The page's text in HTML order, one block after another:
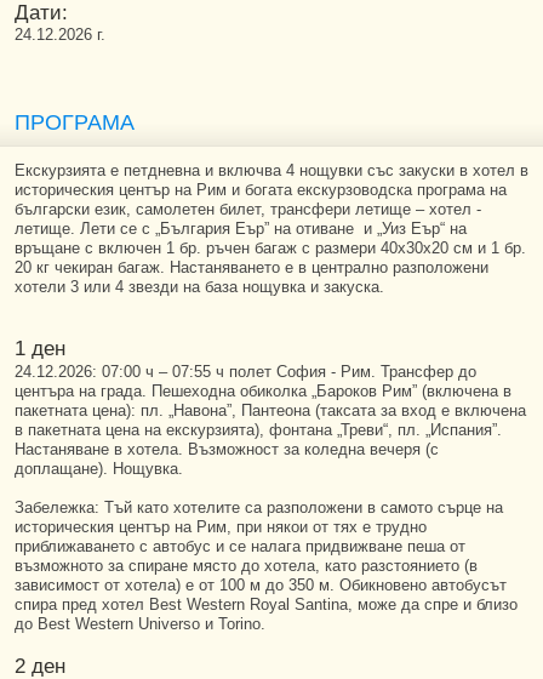
Дати:
24.12.2026 г.
ПРОГРАМА
Екскурзията е петдневна и включва 4 нощувки със закуски в хотел в
историческия център на Рим и богата екскурзоводска програма на
български език, самолетен билет, трансфери летище – хотел -
летище. Лети се с „България Еър” на отиване и „Уиз Еър“ на
връщане с включен 1 бр. ръчен багаж с размери 40х30х20 см и 1 бр.
20 кг чекиран багаж. Настаняването е в централно разположени
хотели 3 или 4 звезди на база нощувка и закуска.
1 ден
24.12.2026: 07:00 ч – 07:55 ч полет София - Рим. Трансфер до
центъра на града. Пешеходна обиколка „Бароков Рим” (включена в
пакетната цена): пл. „Навона”, Пантеона (таксата за вход е включена
в пакетната цена на екскурзията), фонтана „Треви“, пл. „Испания”.
Настаняване в хотела. Възможност за коледна вечеря (с
доплащане). Нощувка.
Забележка: Тъй като хотелите са разположени в самото сърце на
историческия център на Рим, при някои от тях е трудно
приближаването с автобус и се налага придвижване пеша от
възможното за спиране място до хотела, като разстоянието (в
зависимост от хотела) е от 100 м до 350 м. Обикновено автобусът
спира пред хотел Best Western Royal Santina, може да спре и близо
до Best Western Universo и Torino.
2 ден